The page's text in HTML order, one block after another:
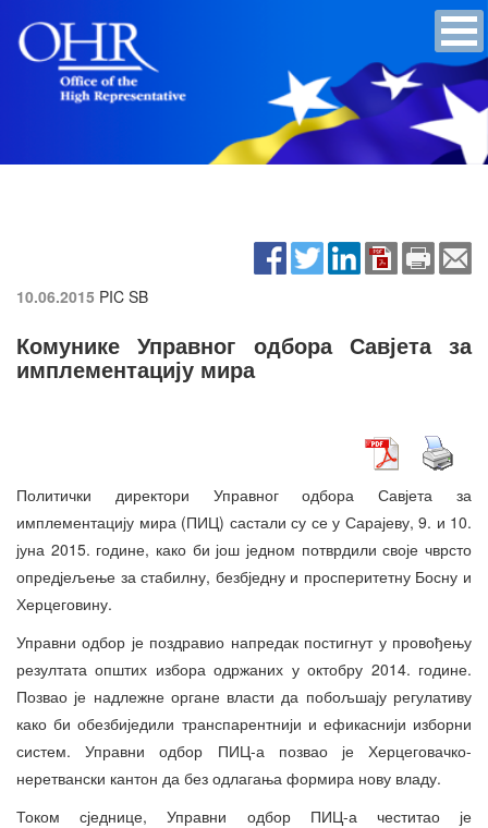
10.06.2015 PIC SB
Комунике Управног одбора Савјета за
имплементацију мира
Политички директори Управног одбора Савјета за
имплементацију мира (ПИЦ) састали су се у Сарајеву, 9. и 10.
јуна 2015. године, како би још једном потврдили своје чврсто
опредјељење за стабилну, безбједну и просперитетну Босну и
Херцеговину.
Управни одбор је поздравио напредак постигнут у провођењу
резултата општих избора одржаних у октобру 2014. године.
Позвао је надлежне органе власти да побољшају регулативу
како би обезбиједили транспарентнији и ефикаснији изборни
систем. Управни одбор ПИЦ-а позвао је Херцеговачко-
неретвански кантон да без одлагања формира нову владу.
Током сједнице, Управни одбор ПИЦ-а честитао је